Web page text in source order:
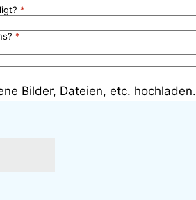
Bilder, Dateien, etc. hochladen.